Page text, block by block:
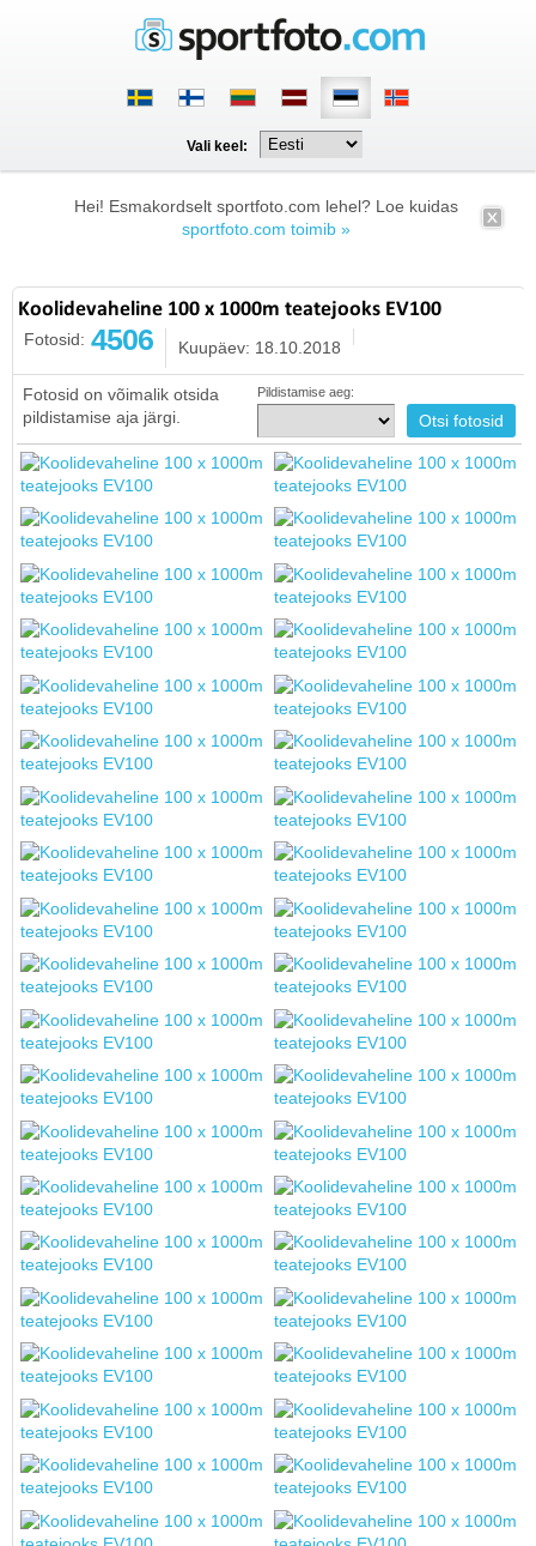
Vali keel:
Hei! Esmakordselt sportfoto.com lehel? Loe kuidas
sportfoto.com toimib »
Koolidevaheline 100 x 1000m teatejooks EV100
Fotosid: 4506 Kuupäev: 18.10.2018
Fotosid on võimalik otsida
pildistamise aja järgi.
Pildistamise aeg: